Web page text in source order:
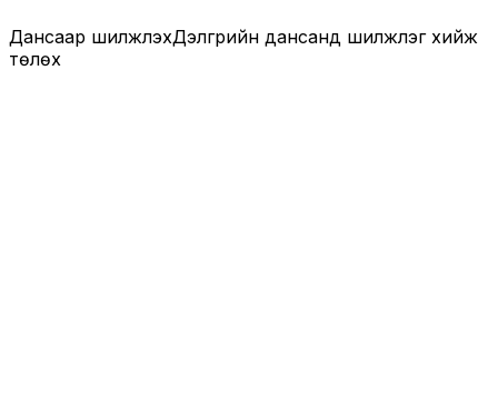
Дансаар шилжүүлэхДэлгүүрийн дансанд шилжүүлэг хийж
төлөх